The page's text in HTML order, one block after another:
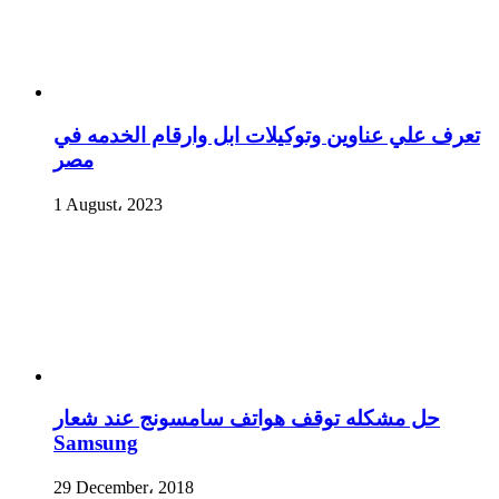
تعرف علي عناوين وتوكيلات ابل وارقام الخدمه في
مصر
1 August، 2023
حل مشكله توقف هواتف سامسونج عند شعار
Samsung
29 December، 2018